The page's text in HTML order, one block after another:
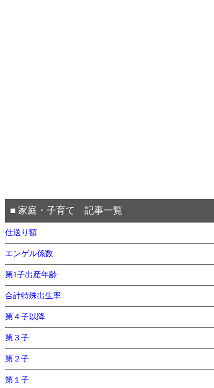
■ 家庭・子育て 記事一覧
仕送り額
エンゲル係数
第1子出産年齢
合計特殊出生率
第４子以降
第３子
第２子
第１子